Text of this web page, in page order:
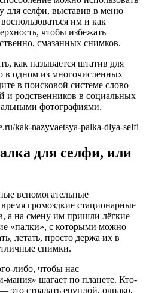
для селфи, выставив в меню
им и как
чтобы избежать
смазанных снимков.
как называется штатив для
в одном из многочисленных
в поисковой системе слово
и родственников в социальных
фотографиями.
kak-nazyvaetsya-palka-dlya-selfi
для селфи, или
вспомогательные
громоздкие стационарные
а на смену им пришли лёгкие
«палки», с которыми можно
летать, просто держа их в
снимки.
либо, чтобы нас
шагает по планете. Кто-
это страдать ерундой, однако,